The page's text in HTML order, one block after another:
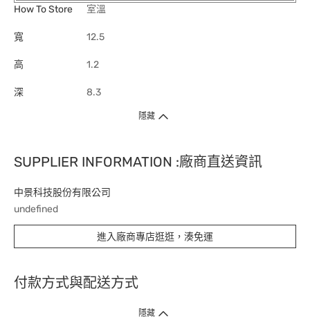
How To Store
室溫
寬 12.5
高 1.2
深 8.3
隱藏
SUPPLIER INFORMATION :廠商直送資訊
中景科技股份有限公司
undefined
進入廠商專店逛逛，湊免運
付款方式與配送方式
隱藏